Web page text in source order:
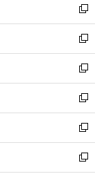
く
で
開
く
ド
ウ
で
開
く
ィ
ン
ド
ウ
で
開
く
い
ウ
ィ
ン
ド
ウ
で
開
く
新
し
い
ウ
ィ
ン
ド
ウ
で
開
く
新
し
い
ウ
ィ
ン
ド
ウ
で
開
新
し
い
ウ
ィ
ン
ド
ウ
新
し
い
ウ
ィ
ン
新
し
い
ウ
新
し